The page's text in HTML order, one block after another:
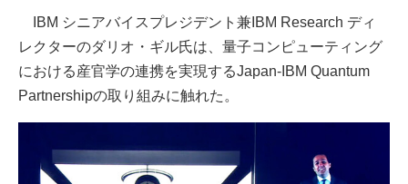
IBM シニアバイスプレジデント兼IBM Research ディ
レクターのダリオ・ギル氏は、量子コンピューティング
における産官学の連携を実現するJapan-IBM Quantum
Partnershipの取り組みに触れた。